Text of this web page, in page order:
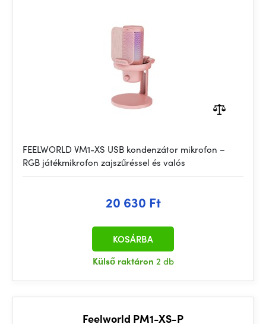
FEELWORLD VM1-XS USB kondenzátor mikrofon –
RGB játékmikrofon zajszűréssel és valós
20 630 Ft
Külső raktáron 2 db
KOSÁRBA
Feelworld PM1-XS-P